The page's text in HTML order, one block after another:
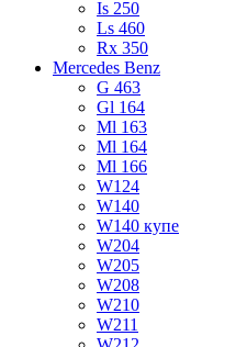
Is 250
Ls 460
Rx 350
Mercedes Benz
G 463
Gl 164
Ml 163
Ml 164
Ml 166
W124
W140
W140 купе
W204
W205
W208
W210
W211